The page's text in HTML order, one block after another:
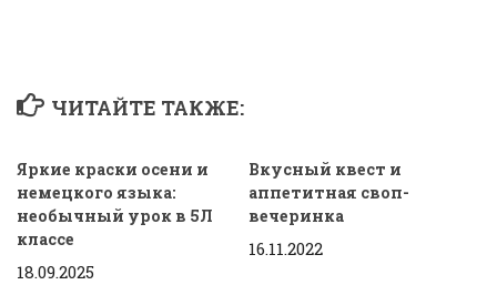
ЧИТАЙТЕ ТАКЖЕ:
Яркие краски осени и
немецкого языка:
необычный урок в 5Л
классе
18.09.2025
Вкусный квест и
аппетитная своп-
вечеринка
16.11.2022